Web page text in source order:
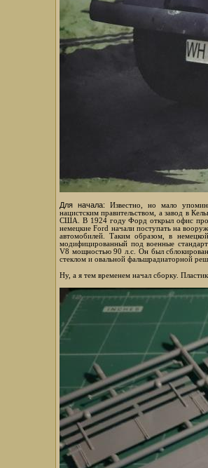
Для начала:
Известно, но мало
нацистским правительством, а завод в
США. В 1924 году Форд открыл офис
немецкие Ford начали поступать на
автомобилей. Таким образом, в
модифицированный под военные
V8 мощностью 90 л.с. Он был
стеклом и овальной фальшрадиаторной
Ну, а я тем временем начал сборку.